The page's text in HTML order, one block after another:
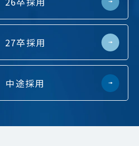
27卒採用
中途採用